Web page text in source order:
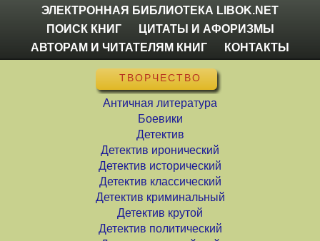
ЭЛЕКТРОННАЯ БИБЛИОТЕКА LIBOK.NET
ПОИСК КНИГ
ЦИТАТЫ И АФОРИЗМЫ
АВТОРАМ И ЧИТАТЕЛЯМ КНИГ
КОНТАКТЫ
ТВОРЧЕСТВО
Античная литература
Боевики
Детектив
Детектив иронический
Детектив исторический
Детектив классический
Детектив криминальный
Детектив крутой
Детектив политический